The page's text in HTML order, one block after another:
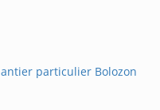
particulier Bolozon